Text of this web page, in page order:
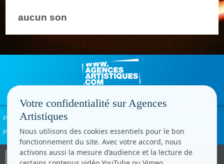
aucun son
Politique de confidentialité
Paramètres cookies
Copyright © CC.Comunication
Tous droits réservés
Votre confidentialité sur Agences
Artistiques
Nous utilisons des cookies essentiels pour le bon
fonctionnement du site. Avec votre accord, nous
activons aussi la mesure d’audience et la lecture de